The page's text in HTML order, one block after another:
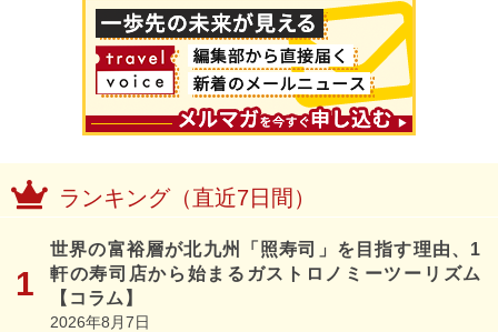
ランキング（直近7日間）
世界の富裕層が北九州「照寿司」を目指す理由、1
軒の寿司店から始まるガストロノミーツーリズム
【コラム】
2026年8月7日